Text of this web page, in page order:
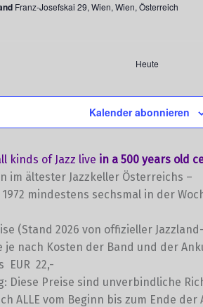
Franz-Josefskai 29, Wien, Wien, Österreich
Heute
Kalender abonnieren
kinds of Jazz live in a 500 years old
im ältester Jazzkeller Österreichs –
mindestens sechsmal in der
(Stand 2026 von offizieller
je nach Kosten der Band und der
EUR 22,-
Diese Preise sind unverbindliche
ALLE vom Beginn bis zum Ende